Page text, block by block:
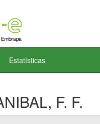
Estatísticas
F. F.